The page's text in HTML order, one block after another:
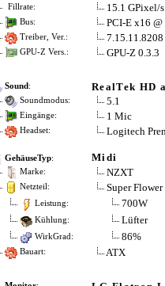
Fillrate: 15.1 GPixel/
Bus: PCI-E x16 @
Treiber, Ver.: 7.15.11.8208
GPU-Z Vers.: GPU-Z 0.3.3
Sound: RealTek HD
Soundmodus: 5.1
Eingänge: 1 Mic
Headset: Logitech
GehäuseTyp: Midi
Marke: NZXT
Netzteil: Super
Leistung: 700W
Kühlung: Lüfter
WirkGrad: 86%
Bauart: ATX